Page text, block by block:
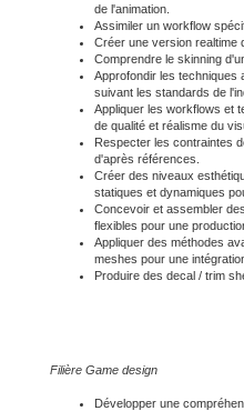
de l'animation.
Assimiler un workflow
Créer une version realtime
Comprendre le skinning
Approfondir les techniques
suivant les standards de
Appliquer les workflows et
de qualité et réalisme du
Respecter les contraintes
d'après références.
Créer des niveaux
statiques et dynamiques
Concevoir et assembler
flexibles pour une
Appliquer des méthodes
meshes pour une
Produire des decal / trim
Filière Game design
Développer une